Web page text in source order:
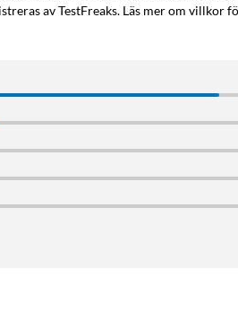
av TestFreaks. Läs mer om villkor